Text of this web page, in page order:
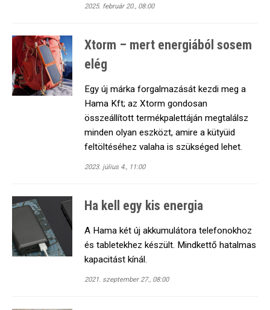
2025. február 20., 08:00
Xtorm – mert energiából sosem
elég
Egy új márka forgalmazását kezdi meg a
Hama Kft; az Xtorm gondosan
összeállított termékpalettáján megtalálsz
minden olyan eszközt, amire a kütyüid
feltöltéséhez valaha is szükséged lehet.
2023. július 4., 11:00
Ha kell egy kis energia
A Hama két új akkumulátora telefonokhoz
és tabletekhez készült. Mindkettő hatalmas
kapacitást kínál.
2021. szeptember 27., 08:00